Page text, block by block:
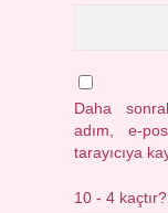
Daha
adım, e-
tarayıcıya
10 - 4